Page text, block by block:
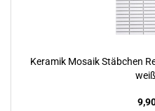
Keramik Mosaik Stäbchen